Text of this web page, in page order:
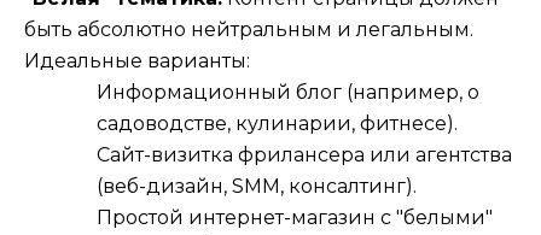
быть абсолютно нейтральным и легальным.
Идеальные варианты:
Информационный блог (например, о
садоводстве, кулинарии, фитнесе).
Сайт-визитка фрилансера или агентства
(веб-дизайн, SMM, консалтинг).
Простой интернет-магазин с "белыми"